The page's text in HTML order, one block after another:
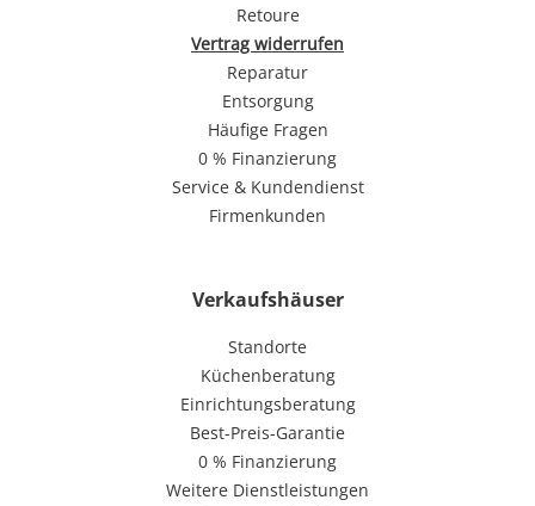
Retoure
Vertrag widerrufen
Reparatur
Entsorgung
Häufige Fragen
0 % Finanzierung
Service & Kundendienst
Firmenkunden
Verkaufshäuser
Standorte
Küchenberatung
Einrichtungsberatung
Best-Preis-Garantie
0 % Finanzierung
Weitere Dienstleistungen